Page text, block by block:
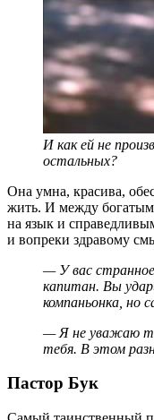
И как ей не
остальных?
Она умна, красива,
жить. И между
на язык и
и вопреки здравому
— У вас странное
капитан. Вы
компаньонка, но
— Я не уважаю
тебя. В этом
Пастор Бук